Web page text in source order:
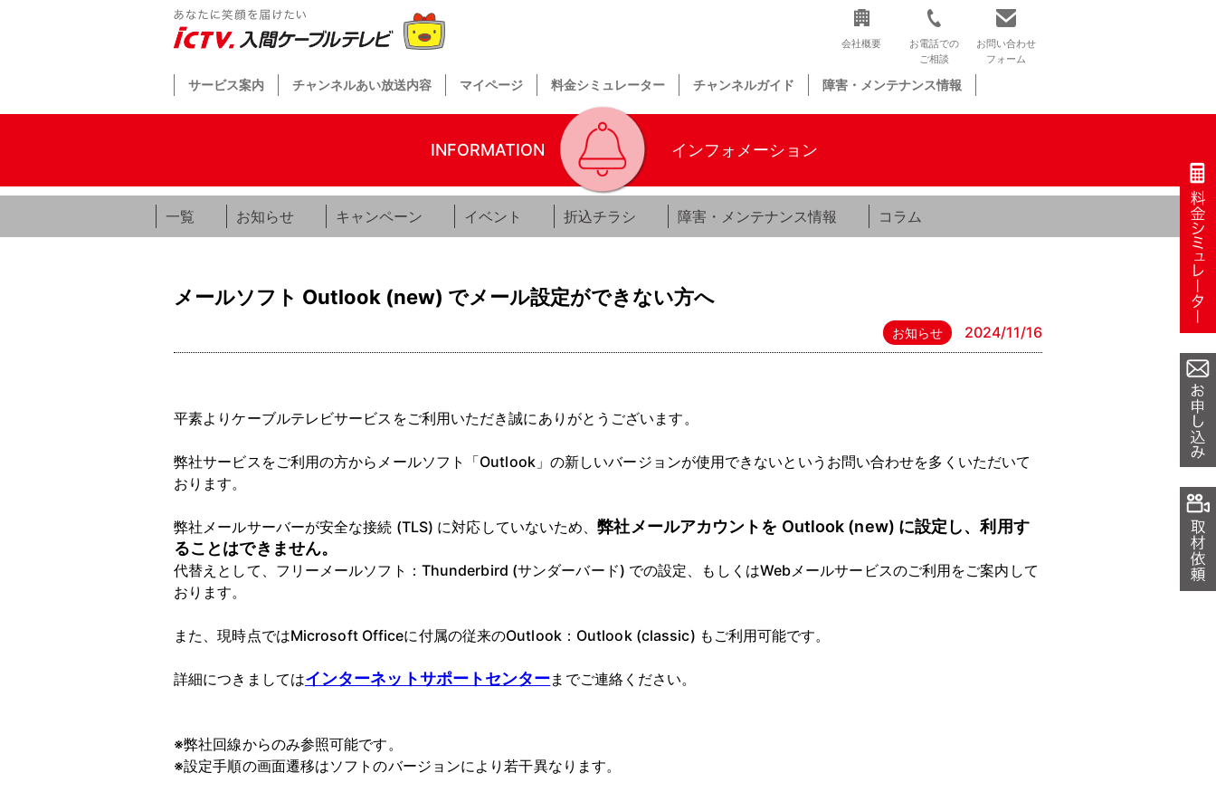
会社概要
お電話での
ご相談
お問い合わせ
フォーム
サービス案内 チャンネルあい放送内容 マイページ 料金シミュレーター チャンネルガイド 障害・メンテナンス情報
INFORMATION インフォメーション
一覧 お知らせ キャンペーン イベント 折込チラシ 障害・メンテナンス情報 コラム
メールソフト Outlook (new) でメール設定ができない方へ
お知らせ 2024/11/16
平素よりケーブルテレビサービスをご利用いただき誠にありがとうございます。
弊社サービスをご利用の方からメールソフト「Outlook」の新しいバージョンが使用できないというお問い合わせを多くいただいて
おります。
弊社メールサーバーが安全な接続 (TLS) に対応していないため、弊社メールアカウントを Outlook (new) に設定し、利用す
ることはできません。
代替えとして、フリーメールソフト：Thunderbird (サンダーバード) での設定、もしくはWebメールサービスのご利用をご案内して
おります。
また、現時点ではMicrosoft Officeに付属の従来のOutlook：Outlook (classic) もご利用可能です。
詳細につきましてはインターネットサポートセンターまでご連絡ください。
※弊社回線からのみ参照可能です。
※設定手順の画面遷移はソフトのバージョンにより若干異なります。